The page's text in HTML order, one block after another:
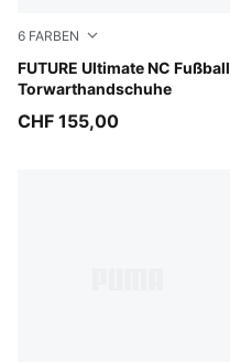
6 FARBEN
FUTURE Ultimate NC Fußball
Torwarthandschuhe
PUMA Black-Intense Mint
CHF 155,00